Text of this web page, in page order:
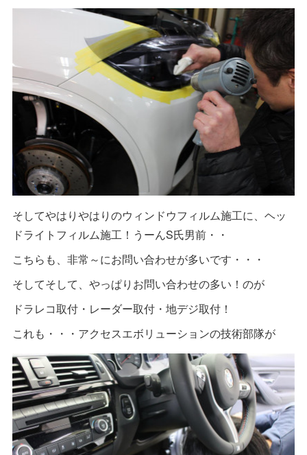
そしてやはりやはりのウィンドウフィルム施工に、ヘッ
ドライトフィルム施工！うーんS氏男前・・
こちらも、非常～にお問い合わせが多いです・・・
そしてそして、やっぱりお問い合わせの多い！のが
ドラレコ取付・レーダー取付・地デジ取付！
これも・・・アクセスエボリューションの技術部隊が